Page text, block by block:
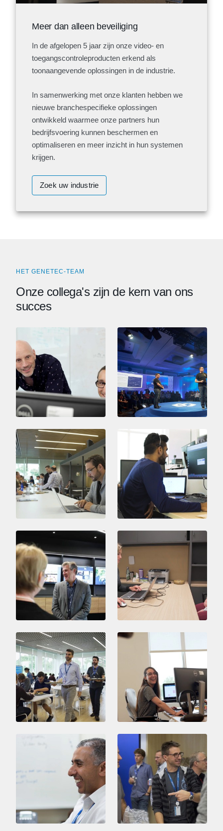
Meer dan alleen beveiliging
In de afgelopen 5 jaar zijn onze video- en
toegangscontroleproducten erkend als
toonaangevende oplossingen in de industrie.
In samenwerking met onze klanten hebben we
nieuwe branchespecifieke oplossingen
ontwikkeld waarmee onze partners hun
bedrijfsvoering kunnen beschermen en
optimaliseren en meer inzicht in hun systemen
krijgen.
Zoek uw industrie
HET GENETEC-TEAM
Onze collega's zijn de kern van ons
succes